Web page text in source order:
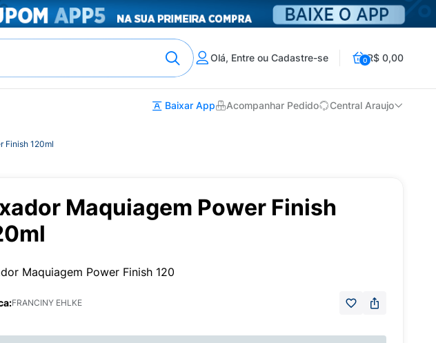
Olá, Entre ou Cadastre-se 0R$ 0,00
Baixar App Acompanhar Pedido Central Araujo
Finish 120ml
Maquiagem Power Finish
Maquiagem Power Finish 120
FRANCINY EHLKE